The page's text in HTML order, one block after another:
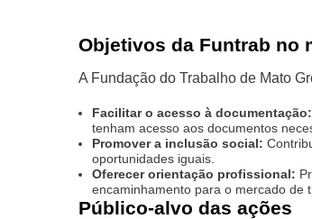
Objetivos da Funtrab no
A Fundação do Trabalho de Mato
Facilitar o acesso à documentação:
tenham acesso aos documentos
Promover a inclusão social:
oportunidades iguais.
Oferecer orientação profissional:
encaminhamento para o mercado de
Público-alvo das ações